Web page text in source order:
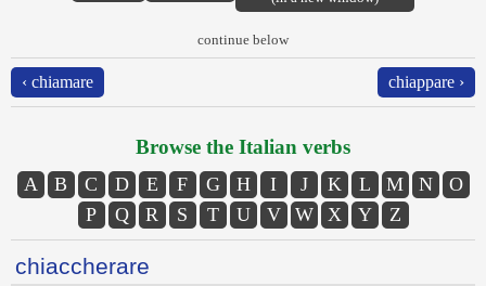
continue below
‹ chiamare chiappare ›
Browse the Italian verbs
A B C D E F G H I J K L M N
O
P
Q R S T U V W X Y Z
chiaccherare